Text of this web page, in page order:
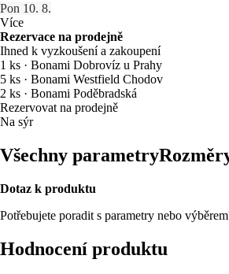
Pon 10. 8.
Více
Rezervace na prodejně
Ihned k vyzkoušení a zakoupení
1 ks · Bonami Dobrovíz u Prahy
5 ks · Bonami Westfield Chodov
2 ks · Bonami Poděbradská
Rezervovat na prodejně
Na sýr
Všechny parametry
Dotaz k produktu
Potřebujete poradit s parametry nebo
Hodnocení produktu